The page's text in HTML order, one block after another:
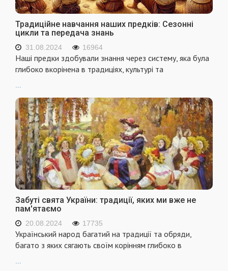
Традиційне навчання наших предків: Сезонні
цикли та передача знань
31.08.2024 16964
Наші предки здобували знання через систему, яка була
глибоко вкорінена в традиціях, культурі та
...
Забуті свята України: традиції, яких ми вже не
пам'ятаємо
20.08.2024 17735
Український народ багатий на традиції та обряди,
багато з яких сягають своїм корінням глибоко в